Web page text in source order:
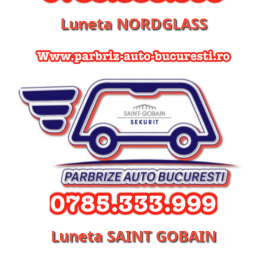
Luneta NORDGLASS
Luneta SAINT GOBAIN